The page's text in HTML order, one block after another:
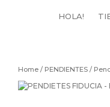
HOLA!
Home / PENDIENTES /